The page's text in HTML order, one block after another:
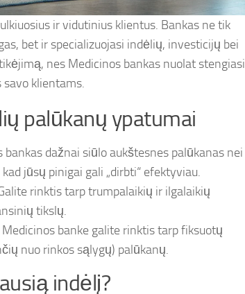
ir vidutinius klientus. Bankas ne tik
bet ir specializuojasi indėlių, investicijų bei
nes Medicinos bankas nuolat stengiasi
klientams.
palūkanų ypatumai
bankas dažnai siūlo aukštesnes palūkanas nei
jūsų pinigai gali „dirbti“ efektyviau.
rinktis tarp trumpalaikių ir ilgalaikių
tikslų.
Medicinos banke galite rinktis tarp fiksuotų
nuo rinkos sąlygų) palūkanų.
indėlį?